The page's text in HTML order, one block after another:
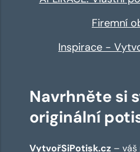
Firemní
Inspirace -
Navrhněte si
originální
VytvořSiPotisk.cz –